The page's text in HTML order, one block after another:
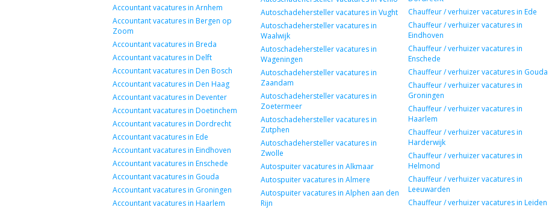
Accountant vacatures in Arnhem
Accountant vacatures in Bergen op
Zoom
Accountant vacatures in Breda
Accountant vacatures in Delft
Accountant vacatures in Den Bosch
Accountant vacatures in Den Haag
Accountant vacatures in Deventer
Accountant vacatures in Doetinchem
Accountant vacatures in Dordrecht
Accountant vacatures in Ede
Accountant vacatures in Eindhoven
Accountant vacatures in Enschede
Accountant vacatures in Gouda
Accountant vacatures in Groningen
Accountant vacatures in Haarlem
Autoschadehersteller vacatures in Vught
Autoschadehersteller vacatures in
Waalwijk
Autoschadehersteller vacatures in
Wageningen
Autoschadehersteller vacatures in
Zaandam
Autoschadehersteller vacatures in
Zoetermeer
Autoschadehersteller vacatures in
Zutphen
Autoschadehersteller vacatures in
Zwolle
Autospuiter vacatures in Alkmaar
Autospuiter vacatures in Almere
Autospuiter vacatures in Alphen aan den
Rijn
Chauffeur / verhuizer vacatures in Ede
Chauffeur / verhuizer vacatures in
Eindhoven
Chauffeur / verhuizer vacatures in
Enschede
Chauffeur / verhuizer vacatures in Gouda
Chauffeur / verhuizer vacatures in
Groningen
Chauffeur / verhuizer vacatures in
Haarlem
Chauffeur / verhuizer vacatures in
Harderwijk
Chauffeur / verhuizer vacatures in
Helmond
Chauffeur / verhuizer vacatures in
Leeuwarden
Chauffeur / verhuizer vacatures in Leiden